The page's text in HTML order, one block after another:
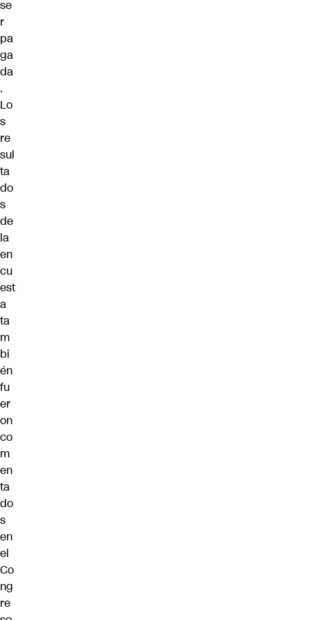
se
r
pa
ga
da
.
Lo
s
re
sul
ta
do
s
de
la
en
cu
est
a
ta
m
bi
én
fu
er
on
co
m
en
ta
do
s
en
el
Co
ng
re